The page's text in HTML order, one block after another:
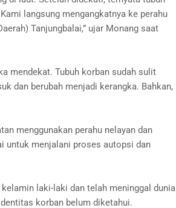
langsung mengangkatnya ke perahu
Tanjungbalai,” ujar Monang saat
mendekat. Tubuh korban sudah sulit
dan berubah menjadi kerangka. Bahkan,
menggunakan perahu nelayan dan
untuk menjalani proses autopsi dan
laki-laki dan telah meninggal dunia
korban belum diketahui.